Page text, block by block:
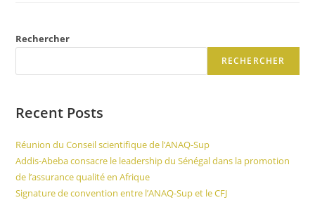
Rechercher
RECHERCHER
Recent Posts
Réunion du Conseil scientifique de l’ANAQ-Sup
Addis-Abeba consacre le leadership du Sénégal dans la promotion
de l’assurance qualité en Afrique
Signature de convention entre l’ANAQ-Sup et le CFJ